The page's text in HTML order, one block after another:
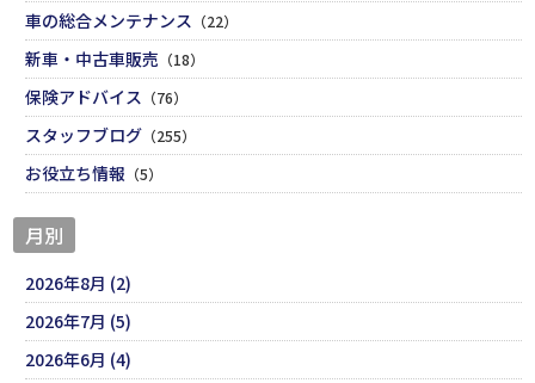
車の総合メンテナンス （22）
新車・中古車販売 （18）
保険アドバイス （76）
スタッフブログ （255）
お役立ち情報 （5）
月別
2026年8月 (2)
2026年7月 (5)
2026年6月 (4)